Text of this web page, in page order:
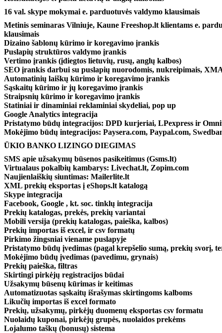
16 val. skype mokymai e. parduotuvės valdymo klausimais
Metinis seminaras Vilniuje, Kaune Freeshop.lt klientams e.
klausimais
Dizaino šablonų kūrimo ir koregavimo įrankis
Puslapių struktūros valdymo įrankis
Vertimo įrankis (įdiegtos lietuvių, rusų, anglų kalbos)
SEO įrankis darbui su puslapių nuorodomis, nukreipimais,
Automatinių laiškų kūrimo ir koregavimo įrankis
Sąskaitų kūrimo ir jų koregavimo įrankis
Straipsnių kūrimo ir koregavimo įrankis
Statiniai ir dinaminiai reklaminiai skydeliai, pop up
Google Analytics integracija
Pristatymo būdų integracijos: DPD kurjeriai, LPexpress ir
Mokėjimo būdų integracijos: Paysera.com, Paypal.com,
ŪKIO BANKO LIZINGO DIEGIMAS
SMS apie užsakymų būsenos pasikeitimus (Gsms.lt)
Virtualaus pokalbių kambarys: Livechat.lt, Zopim.com
Naujienlaiškių siuntimas: Mailerlite.lt
XML prekių eksportas į eShops.lt katalogą
Skype integracija
Facebook, Google , kt. soc. tinklų integracija
Prekių katalogas, prekės, prekių variantai
Mobili versija (prekių katalogas, paieška, kalbos)
Prekių importas iš excel, ir csv formatų
Pirkimo žingsniai viename puslapyje
Pristatymo būdų įvedimas (pagal krepšelio sumą, prekių svorį,
Mokėjimo būdų įvedimas (pavedimu, grynais)
Prekių paieška, filtras
Skirtingi pirkėjų registracijos būdai
Užsakymų būsenų kūrimas ir keitimas
Automatizuotas sąskaitų išrašymas skirtingoms kalboms
Likučių importas iš excel formato
Prekių, užsakymų, pirkėjų duomenų eksportas csv formatu
Nuolaidų kuponai, pirkėjų grupės, nuolaidos prekėms
Lojalumo taškų (bonusų) sistema